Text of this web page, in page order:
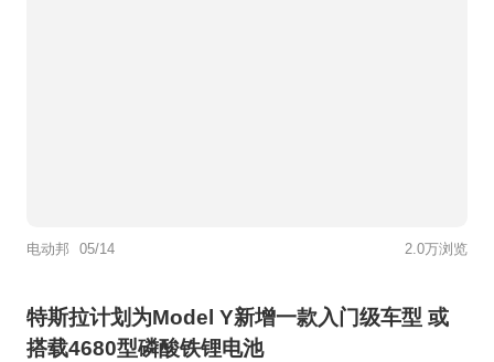
电动邦 05/14 2.0万浏览
特斯拉计划为Model Y新增一款入门级车型 或
搭载4680型磷酸铁锂电池